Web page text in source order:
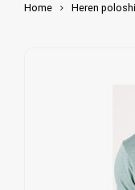
Home Heren